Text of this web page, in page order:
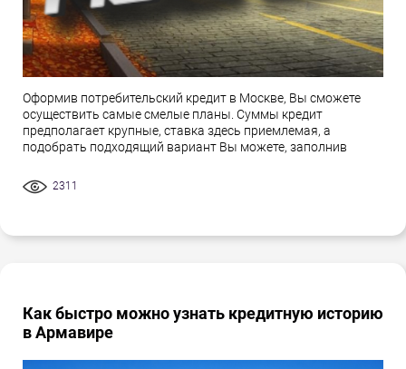
Оформив потребительский кредит в Москве, Вы сможете
осуществить самые смелые планы. Суммы кредит
предполагает крупные, ставка здесь приемлемая, а
подобрать подходящий вариант Вы можете, заполнив
2311
Как быстро можно узнать кредитную историю
в Армавире